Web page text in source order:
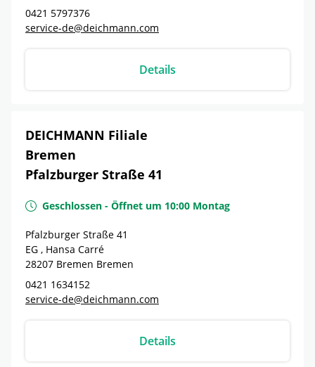
0421 5797376
service-de@deichmann.com
Details
DEICHMANN Filiale
Bremen
Pfalzburger Straße 41
Geschlossen - Öffnet um 10:00 Montag
Pfalzburger Straße 41
EG , Hansa Carré
28207 Bremen Bremen
0421 1634152
service-de@deichmann.com
Details